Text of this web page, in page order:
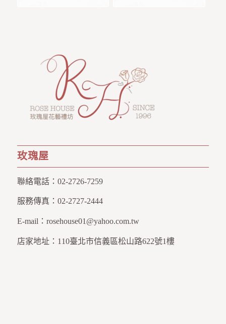
玫瑰屋
聯絡電話： 02-2726-7259
服務傳真： 02-2727-2444
E-mail： rosehouse01@yahoo.com.tw
店家地址： 110臺北市信義區松山路622號1樓